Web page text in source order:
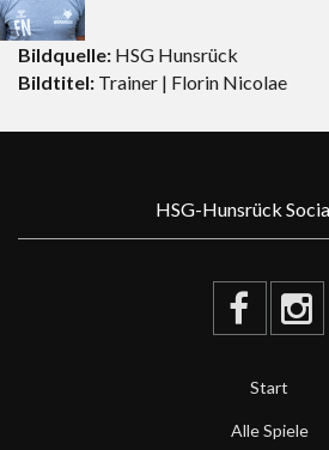
Bildquelle: HSG Hunsrück
Bildtitel: Trainer | Florin Nicolae
HSG-Hunsrück
Start
Alle Spiele